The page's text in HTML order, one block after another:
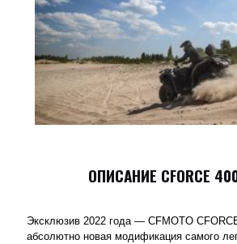
ОПИСАНИЕ CFORCE
Эксклюзив 2022 года — CFMOTO
абсолютно новая модификация самого